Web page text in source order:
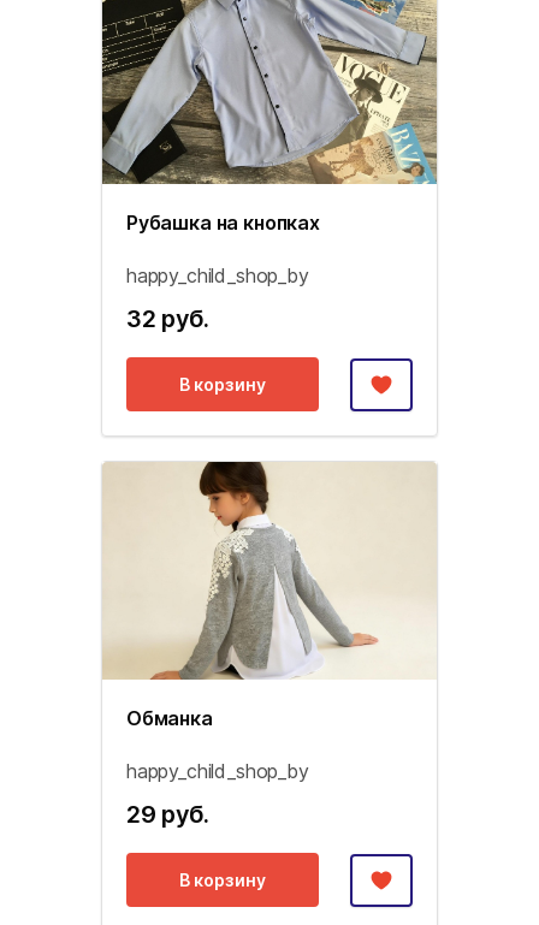
Рубашка на кнопках
happy_child_shop_by
32 руб.
В корзину
Обманка
happy_child_shop_by
29 руб.
В корзину